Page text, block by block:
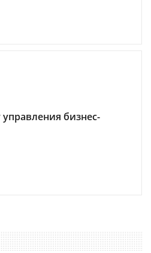
бизнес-